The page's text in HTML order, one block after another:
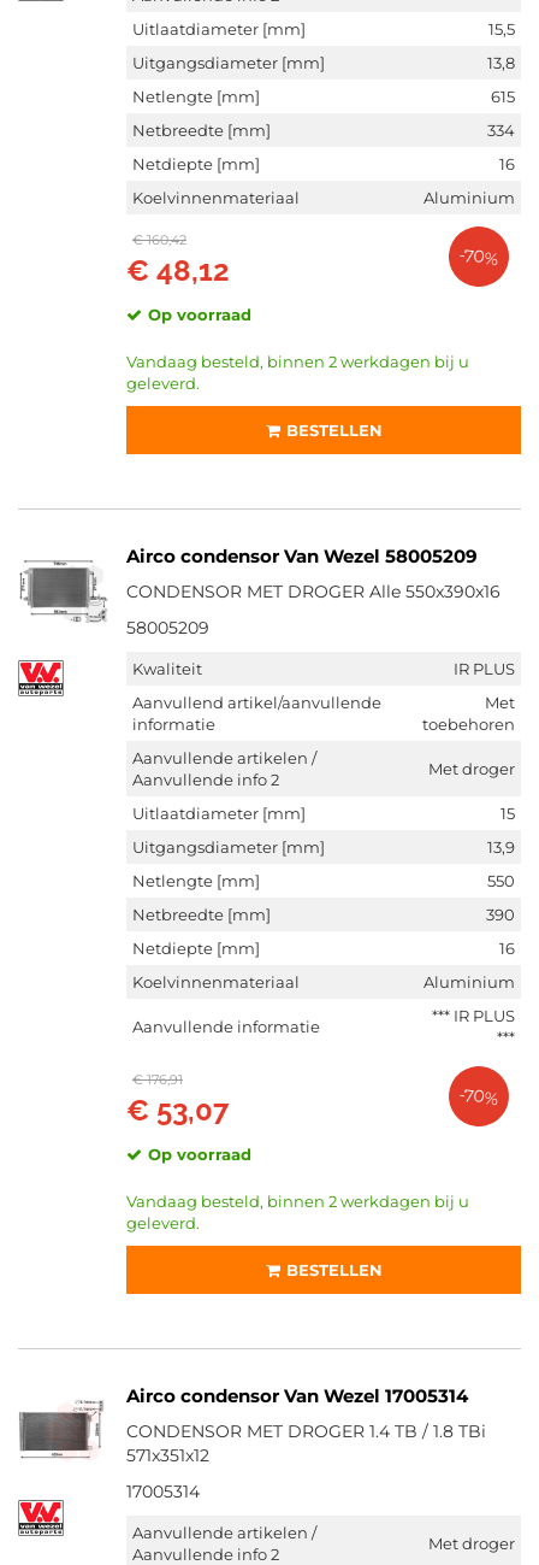
Uitlaatdiameter [mm]
15,5
Uitgangsdiameter [mm]
13,8
Netlengte [mm]
615
Netbreedte [mm]
334
Netdiepte [mm]
16
Koelvinnenmateriaal
Aluminium
€ 160,42
€ 48,12 -70%
Op voorraad
Vandaag besteld, binnen 2 werkdagen bij u
geleverd.
BESTELLEN
Airco condensor Van Wezel 58005209
CONDENSOR MET DROGER Alle 550x390x16
58005209
Kwaliteit
IR PLUS
Aanvullend artikel/aanvullende
informatie
Met
toebehoren
Aanvullende artikelen /
Aanvullende info 2
Met droger
Uitlaatdiameter [mm]
15
Uitgangsdiameter [mm]
13,9
Netlengte [mm]
550
Netbreedte [mm]
390
Netdiepte [mm]
16
Koelvinnenmateriaal
Aluminium
Aanvullende informatie
*** IR PLUS
***
€ 176,91
€ 53,07 -70%
Op voorraad
Vandaag besteld, binnen 2 werkdagen bij u
geleverd.
BESTELLEN
Airco condensor Van Wezel 17005314
CONDENSOR MET DROGER 1.4 TB / 1.8 TBi
571x351x12
17005314
Aanvullende artikelen /
Aanvullende info 2
Met droger